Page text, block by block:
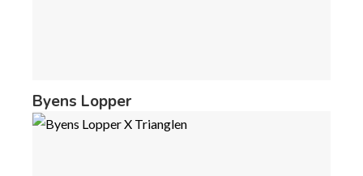
Byens Lopper